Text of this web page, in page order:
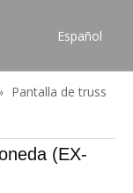
Español
Pусский
العربية
简体中文
Pantalla de truss